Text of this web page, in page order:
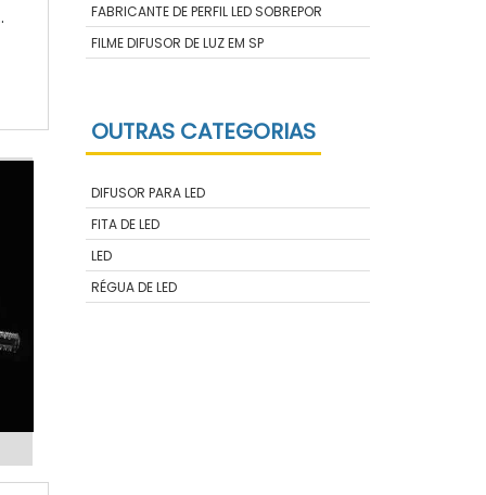
FABRICANTE DE PERFIL LED SOBREPOR
FILME DIFUSOR DE LUZ EM SP
OUTRAS CATEGORIAS
DIFUSOR PARA LED
FITA DE LED
LED
RÉGUA DE LED